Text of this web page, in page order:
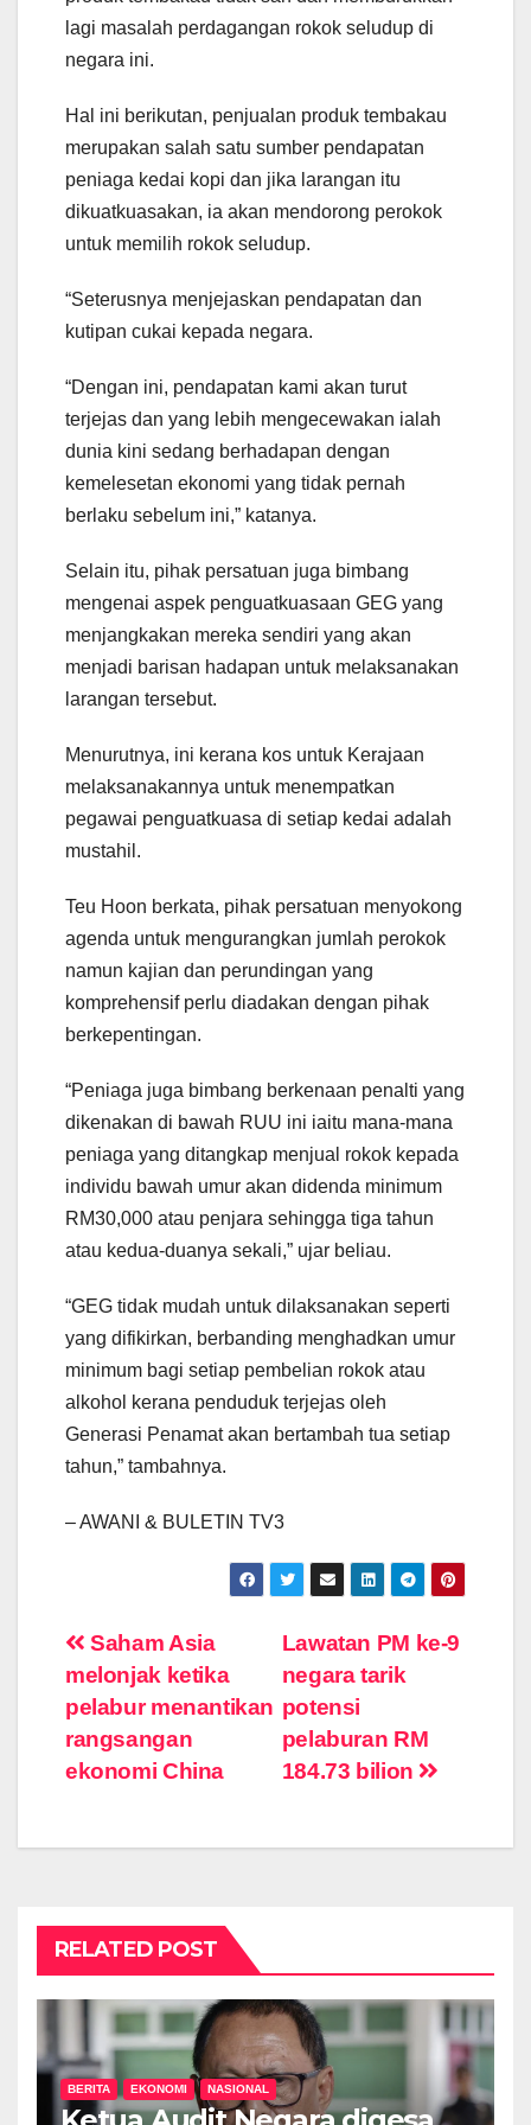
lagi masalah perdagangan rokok seludup di
negara ini.
Hal ini berikutan, penjualan produk tembakau
merupakan salah satu sumber pendapatan
peniaga kedai kopi dan jika larangan itu
dikuatkuasakan, ia akan mendorong perokok
untuk memilih rokok seludup.
“Seterusnya menjejaskan pendapatan dan
kutipan cukai kepada negara.
“Dengan ini, pendapatan kami akan turut
terjejas dan yang lebih mengecewakan ialah
dunia kini sedang berhadapan dengan
kemelesetan ekonomi yang tidak pernah
berlaku sebelum ini,” katanya.
Selain itu, pihak persatuan juga bimbang
mengenai aspek penguatkuasaan GEG yang
menjangkakan mereka sendiri yang akan
menjadi barisan hadapan untuk melaksanakan
larangan tersebut.
Menurutnya, ini kerana kos untuk Kerajaan
melaksanakannya untuk menempatkan
pegawai penguatkuasa di setiap kedai adalah
mustahil.
Teu Hoon berkata, pihak persatuan menyokong
agenda untuk mengurangkan jumlah perokok
namun kajian dan perundingan yang
komprehensif perlu diadakan dengan pihak
berkepentingan.
“Peniaga juga bimbang berkenaan penalti yang
dikenakan di bawah RUU ini iaitu mana-mana
peniaga yang ditangkap menjual rokok kepada
individu bawah umur akan didenda minimum
RM30,000 atau penjara sehingga tiga tahun
atau kedua-duanya sekali,” ujar beliau.
“GEG tidak mudah untuk dilaksanakan seperti
yang difikirkan, berbanding menghadkan umur
minimum bagi setiap pembelian rokok atau
alkohol kerana penduduk terjejas oleh
Generasi Penamat akan bertambah tua setiap
tahun,” tambahnya.
– AWANI & BULETIN TV3
Post
navigation
Lawatan PM ke-9
negara tarik
potensi
pelaburan RM
184.73 bilion
Saham Asia
melonjak ketika
pelabur menantikan
rangsangan
ekonomi China
RELATED POST
BERITA EKONOMI NASIONAL